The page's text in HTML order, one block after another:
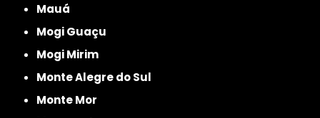
Mauá
Mogi Guaçu
Mogi Mirim
Monte Alegre do Sul
Monte Mor